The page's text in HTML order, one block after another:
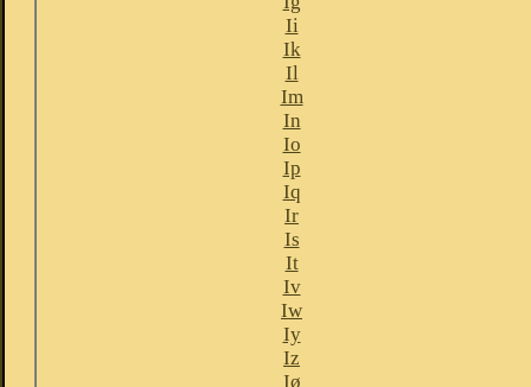
Ii
Ik
Il
Im
In
Io
Ip
Iq
Ir
Is
It
Iv
Iw
Iy
Iz
Iø